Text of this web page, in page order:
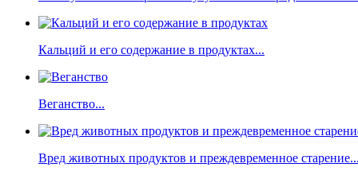
Кальций и его содержание в продуктах...
Веганство...
Вред животных продуктов и преждевременное